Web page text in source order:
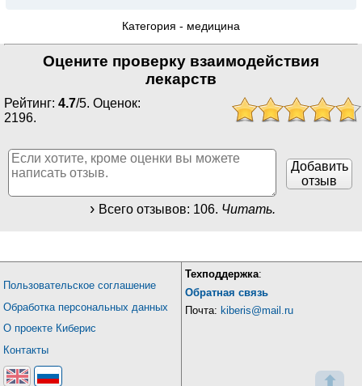
Категория - медицина
Оцените проверку взаимодействия
лекарств
Рейтинг: 4.7/5. Оценок:
2196.
Добавить
отзыв
Всего отзывов: 106. Читать.
Пользовательское соглашение
Обработка персональных данных
О проекте Киберис
Контакты
Техподдержка:
Обратная связь
Почта: kiberis@mail.ru